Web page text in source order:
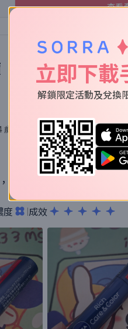
查看
| 292則評價
而且又顯色，用左之後
度 |成效
立即下
解鎖限定活動及兌換